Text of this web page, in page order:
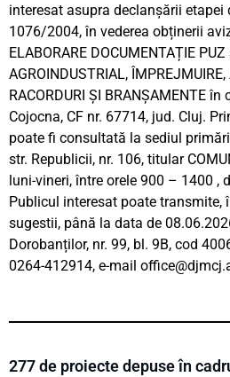
interesat asupra declanșării etapei
1076/2004, în vederea obținerii
ELABORARE DOCUMENTAȚIE
AGROINDUSTRIAL,
RACORDURI ȘI BRANȘAMENTE
Cojocna, CF nr. 67714, jud. Cluj.
poate fi consultată la sediul
str. Republicii, nr. 106, titular
luni-vineri, între orele 900 – 1400 ,
Publicul interesat poate transmite,
sugestii, până la data de
Dorobanților, nr. 99, bl. 9B, cod
0264-412914, e-mail
277 de proiecte depuse în